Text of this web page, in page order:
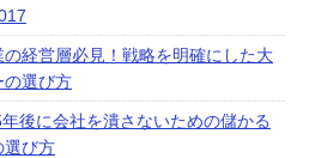
の経営層必見！戦略を明確にした大
の選び方
年後に会社を潰さないための儲かる
選び方